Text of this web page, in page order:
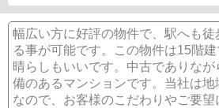
幅広い方に好評の物件で、駅へも
る事が可能です。この物件は15階
晴らしもいいです。中古でありな
備のあるマンションです。当社は
なので、お客様のこだわりやご要